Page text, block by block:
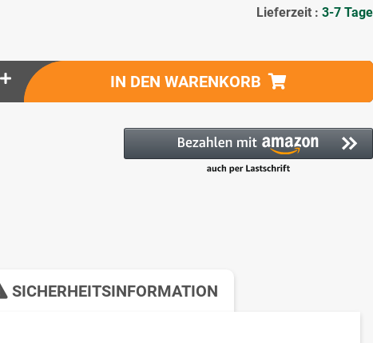
Lieferzeit : 3-7 Tage
IN DEN WARENKORB
SICHERHEITSINFORMATION